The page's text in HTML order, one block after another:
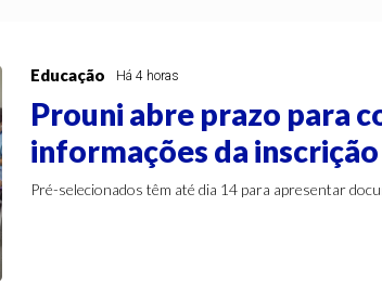
Educação Há 4 horas
Prouni abre prazo para
informações da inscrição
Pré-selecionados têm até dia 14 para apresentar